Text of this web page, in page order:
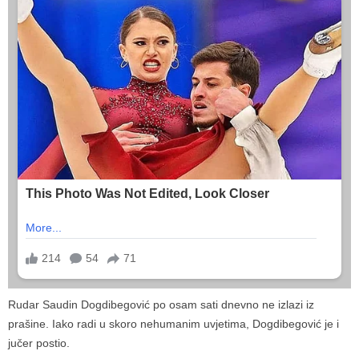
Rudar Saudin Dogdibegović po osam sati dnevno ne izlazi iz
prašine. Iako radi u skoro nehumanim uvjetima, Dogdibegović je i
jučer postio.